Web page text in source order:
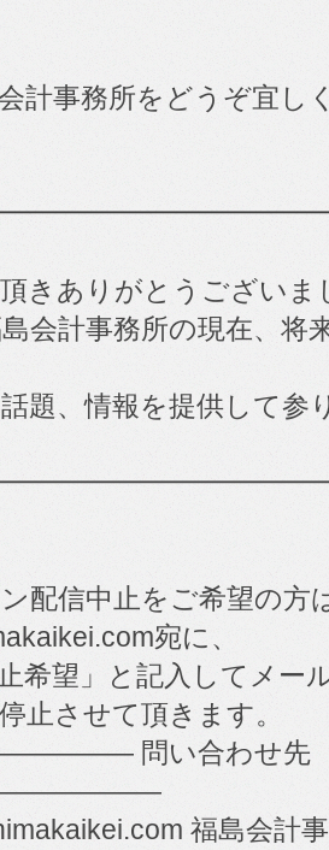
計事務所をどうぞ宜し
きありがとうございま
会計事務所の現在、将
題、情報を提供して参
配信中止をご希望の方
宛に、
希望」と記入してメー
止させて頂きます。
問い合わせ先
福島会計